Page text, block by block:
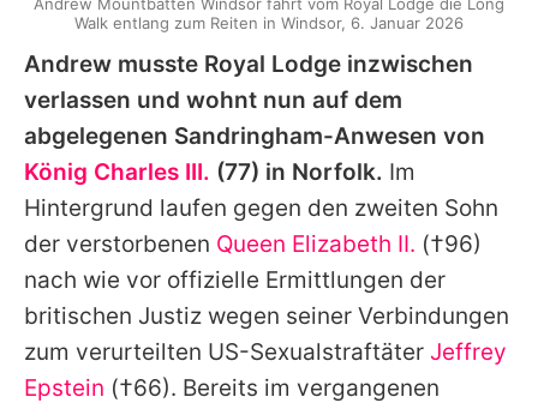
Andrew musste Royal Lodge inzwischen
verlassen und wohnt nun auf dem
abgelegenen Sandringham-Anwesen von
König Charles III. (77) in Norfolk. Im
Hintergrund laufen gegen den zweiten Sohn
der verstorbenen Queen Elizabeth II. (†96)
nach wie vor offizielle Ermittlungen der
britischen Justiz wegen seiner Verbindungen
zum verurteilten US-Sexualstraftäter Jeffrey
Epstein (†66). Bereits im vergangenen
Walk entlang zum Reiten in Windsor, 6. Januar 2026